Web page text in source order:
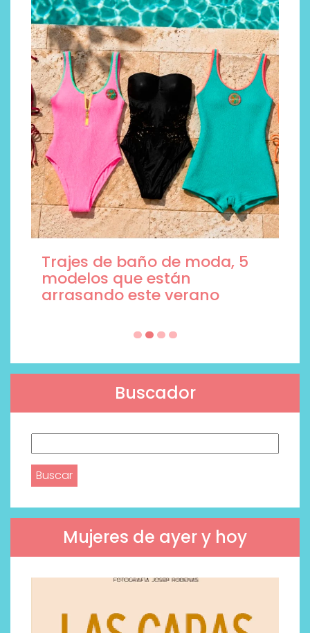
Trajes de baño de moda, 5
modelos que están
arrasando este verano
Buscador
Mujeres de ayer y hoy